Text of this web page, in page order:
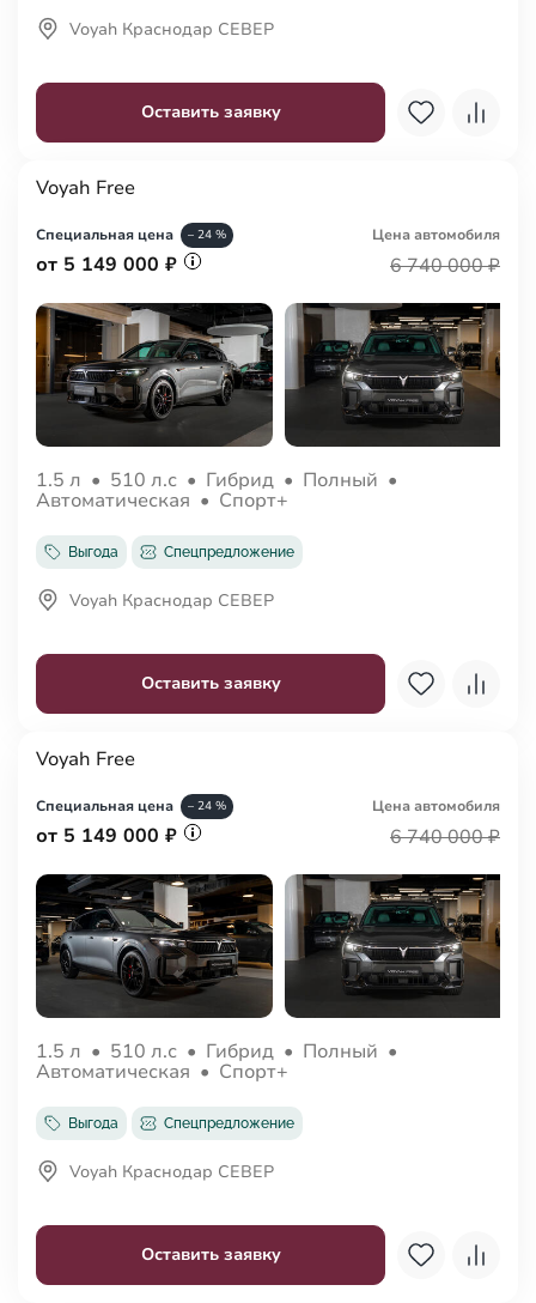
Оставить заявку
Voyah Краснодар СЕВЕР
Voyah Free
Специальная цена – 24 %
от 5 149 000 ₽
Цена автомобиля
6 740 000 ₽
1.5 л • 510 л.с • Гибрид • Полный •
Автоматическая • Спорт+
Выгода Спецпредложение
Оставить заявку
Voyah Краснодар СЕВЕР
Voyah Free
Специальная цена – 24 %
от 5 149 000 ₽
Цена автомобиля
6 740 000 ₽
1.5 л • 510 л.с • Гибрид • Полный •
Автоматическая • Спорт+
Выгода Спецпредложение
Оставить заявку
Voyah Краснодар СЕВЕР